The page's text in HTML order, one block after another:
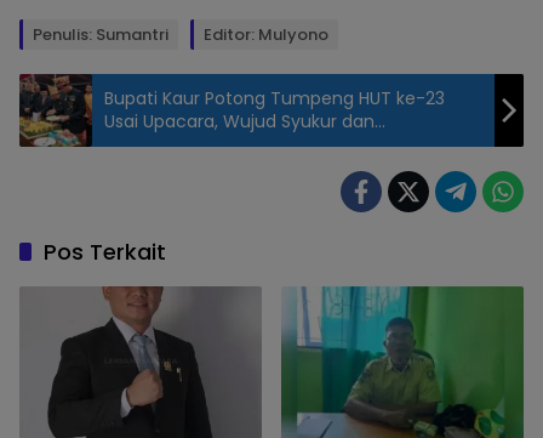
Penulis: Sumantri Editor: Mulyono
Sabtu,23/5/2026.
Lensa
Nusantara)
Bupati Kaur Potong Tumpeng HUT ke-23
Usai Upacara, Wujud Syukur dan
Kebersamaan
Pos Terkait